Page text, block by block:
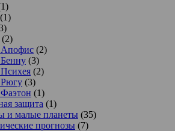
(1)
(2)
Апофис (2)
(3)
(2)
Рюгу (3)
(1)
защита (1)
и малые планеты (35)
прогнозы (7)